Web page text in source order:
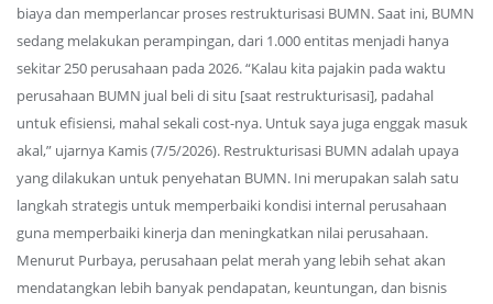
biaya dan memperlancar proses restrukturisasi BUMN. Saat ini, BUMN
sedang melakukan perampingan, dari 1.000 entitas menjadi hanya
sekitar 250 perusahaan pada 2026. “Kalau kita pajakin pada waktu
perusahaan BUMN jual beli di situ [saat restrukturisasi], padahal
untuk efisiensi, mahal sekali cost-nya. Untuk saya juga enggak masuk
akal,” ujarnya Kamis (7/5/2026). Restrukturisasi BUMN adalah upaya
yang dilakukan untuk penyehatan BUMN. Ini merupakan salah satu
langkah strategis untuk memperbaiki kondisi internal perusahaan
guna memperbaiki kinerja dan meningkatkan nilai perusahaan.
Menurut Purbaya, perusahaan pelat merah yang lebih sehat akan
mendatangkan lebih banyak pendapatan, keuntungan, dan bisnis